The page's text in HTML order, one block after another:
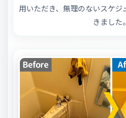
用いただき、無理のないスケ
きました。